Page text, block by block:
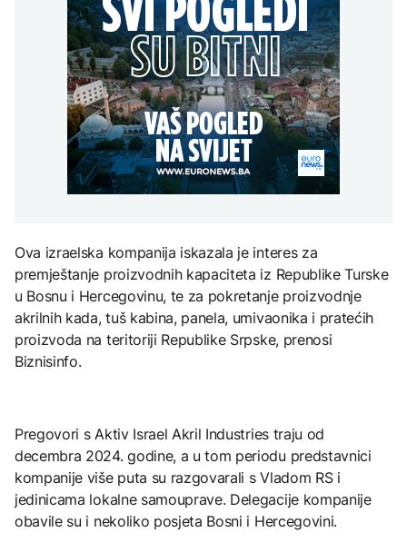
zatvorena obilaznica
uputstva za skreniranje
AKTUELNO
Požar se širi Bijeljinom,
zatvorena obilaznica
AKTUELNO
Plan da se u Crnoj Gori
prave centri za prihvat
migranata? Spajić:
Nismo vodili pregovore
Hirošima obilježava
godišnjicu atomskog
bombardovanja: Poziv
na ukidanje nuklearnog
oružja
FOKUS
Žedni za novcem: Koje bi
nove poreze EU mogla
uvesti od 2028. godine?
spektakl “Brechtovi
duhovi”
TEHNOLOGIJA
Dio rakete SpaceX
velikom brzinom pada
na Mjesec
Britanska kraljevska
kovnica iz elektronskog
otpada izdvaja zlato
Ova izraelska kompanija iskazala je interes za
premještanje proizvodnih kapaciteta iz Republike Turske
u Bosnu i Hercegovinu, te za pokretanje proizvodnje
akrilnih kada, tuš kabina, panela, umivaonika i pratećih
proizvoda na teritoriji Republike Srpske, prenosi
Biznisinfo.
Pregovori s Aktiv Israel Akril Industries traju od
decembra 2024. godine, a u tom periodu predstavnici
kompanije više puta su razgovarali s Vladom RS i
jedinicama lokalne samouprave. Delegacije kompanije
obavile su i nekoliko posjeta Bosni i Hercegovini.